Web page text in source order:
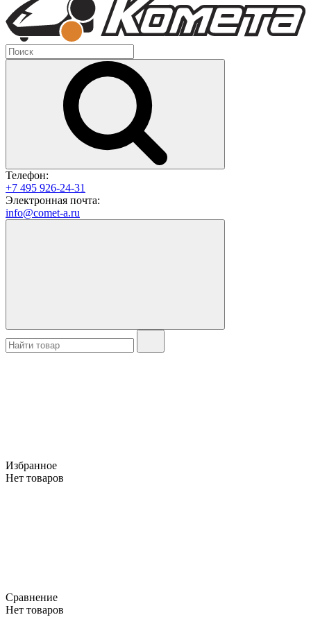
Телефон:
+7 495 926-24-31
Электронная почта:
info@comet-a.ru
Избранное
Нет товаров
Сравнение
Нет товаров